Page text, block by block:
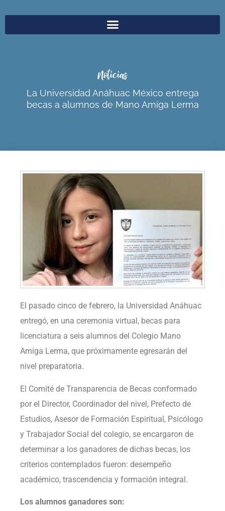
Noticias
La Universidad Anáhuac México entrega
becas a alumnos de Mano Amiga Lerma
El pasado cinco de febrero, la Universidad Anáhuac
entregó, en una ceremonia virtual, becas para
licenciatura a seis alumnos del Colegio Mano
Amiga Lerma, que próximamente egresarán del
nivel preparatoria.
El Comité de Transparencia de Becas conformado
por el Director, Coordinador del nivel, Prefecto de
Estudios, Asesor de Formación Espiritual, Psicólogo
y Trabajador Social del colegio, se encargaron de
determinar a los ganadores de dichas becas, los
criterios contemplados fueron: desempeño
académico, trascendencia y formación integral.
Los alumnos ganadores son: